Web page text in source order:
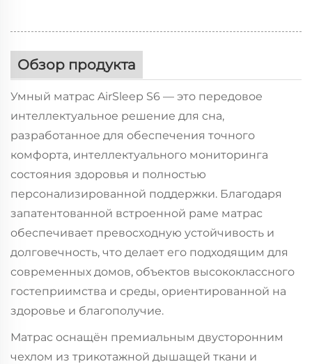
Обзор продукта
Умный матрас AirSleep S6 — это передовое
интеллектуальное решение для сна,
разработанное для обеспечения точного
комфорта, интеллектуального мониторинга
состояния здоровья и полностью
персонализированной поддержки. Благодаря
запатентованной встроенной раме матрас
обеспечивает превосходную устойчивость и
долговечность, что делает его подходящим для
современных домов, объектов высококлассного
гостеприимства и среды, ориентированной на
здоровье и благополучие.
Матрас оснащён премиальным двусторонним
чехлом из трикотажной дышащей ткани и